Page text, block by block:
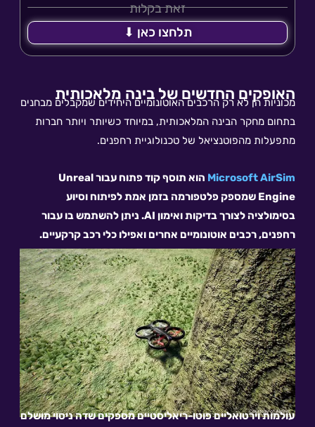
זאת בקלות
תלחצו כאן ⬇
האופקים החדשים של בינה מלאכותית
מכוניות הן לא רק הרכבים האוטונומיים היחידים שמקבלים מבחנים
בתחום מחקר הבינה המלאכותית, במיוחד כשיותר ויותר חברות
מתפעלות מהפוטנציאל של טכנולוגיית רחפנים.
Microsoft AirSim
הוא תוסף קוד פתוח עבור Unreal
Engine שמספק פלטפורמה בזמן אמת לפיתוח וסיוע
בסימולציה לצורך בדיקות ואימון AI. ניתן להשתמש בו עבור
רחפנים, רכבים אוטונומיים אחרים ואפילו כלי רכב קרקעיים.
עולמות וירטואליים פוטו-ריאליסטיים מספקים שדה ניסוי מושלם